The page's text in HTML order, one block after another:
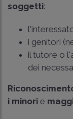
soggetti:
i genitori
il tutore o
dei
i minori e